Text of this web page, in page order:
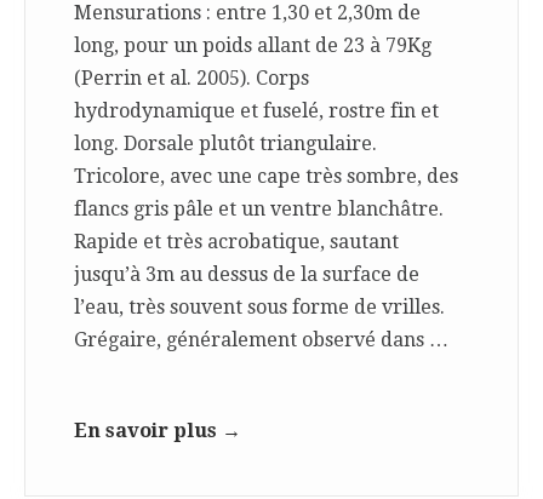
Mensurations : entre 1,30 et 2,30m de
long, pour un poids allant de 23 à 79Kg
(Perrin et al. 2005). Corps
hydrodynamique et fuselé, rostre fin et
long. Dorsale plutôt triangulaire.
Tricolore, avec une cape très sombre, des
flancs gris pâle et un ventre blanchâtre.
Rapide et très acrobatique, sautant
jusqu’à 3m au dessus de la surface de
l’eau, très souvent sous forme de vrilles.
Grégaire, généralement observé dans …
En savoir plus →